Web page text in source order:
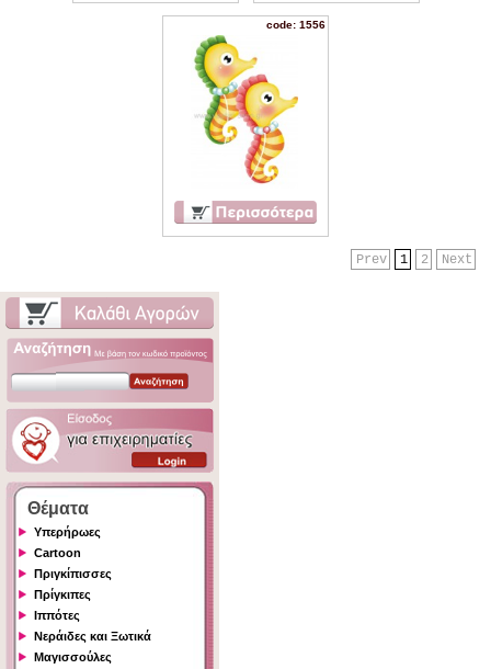
code: 1556
Next
2
1
Prev
Θέματα
Υπερήρωες
Cartoon
Πριγκίπισσες
Πρίγκιπες
Ιππότες
Νεράιδες και Ξωτικά
Μαγισσούλες